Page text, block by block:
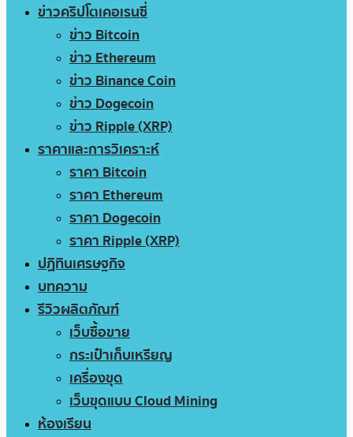
ข่าวคริปโตเคอเรนซี่
ข่าว Bitcoin
ข่าว Ethereum
ข่าว Binance Coin
ข่าว Dogecoin
ข่าว Ripple (XRP)
ราคาและการวิเคราะห์
ราคา Bitcoin
ราคา Ethereum
ราคา Dogecoin
ราคา Ripple (XRP)
ปฏิทินเศรษฐกิจ
บทความ
รีวิวผลิตภัณฑ์
เว็บซื้อขาย
กระเป๋าเก็บเหรียญ
เครื่องขุด
เว็บขุดแบบ Cloud Mining
ห้องเรียน